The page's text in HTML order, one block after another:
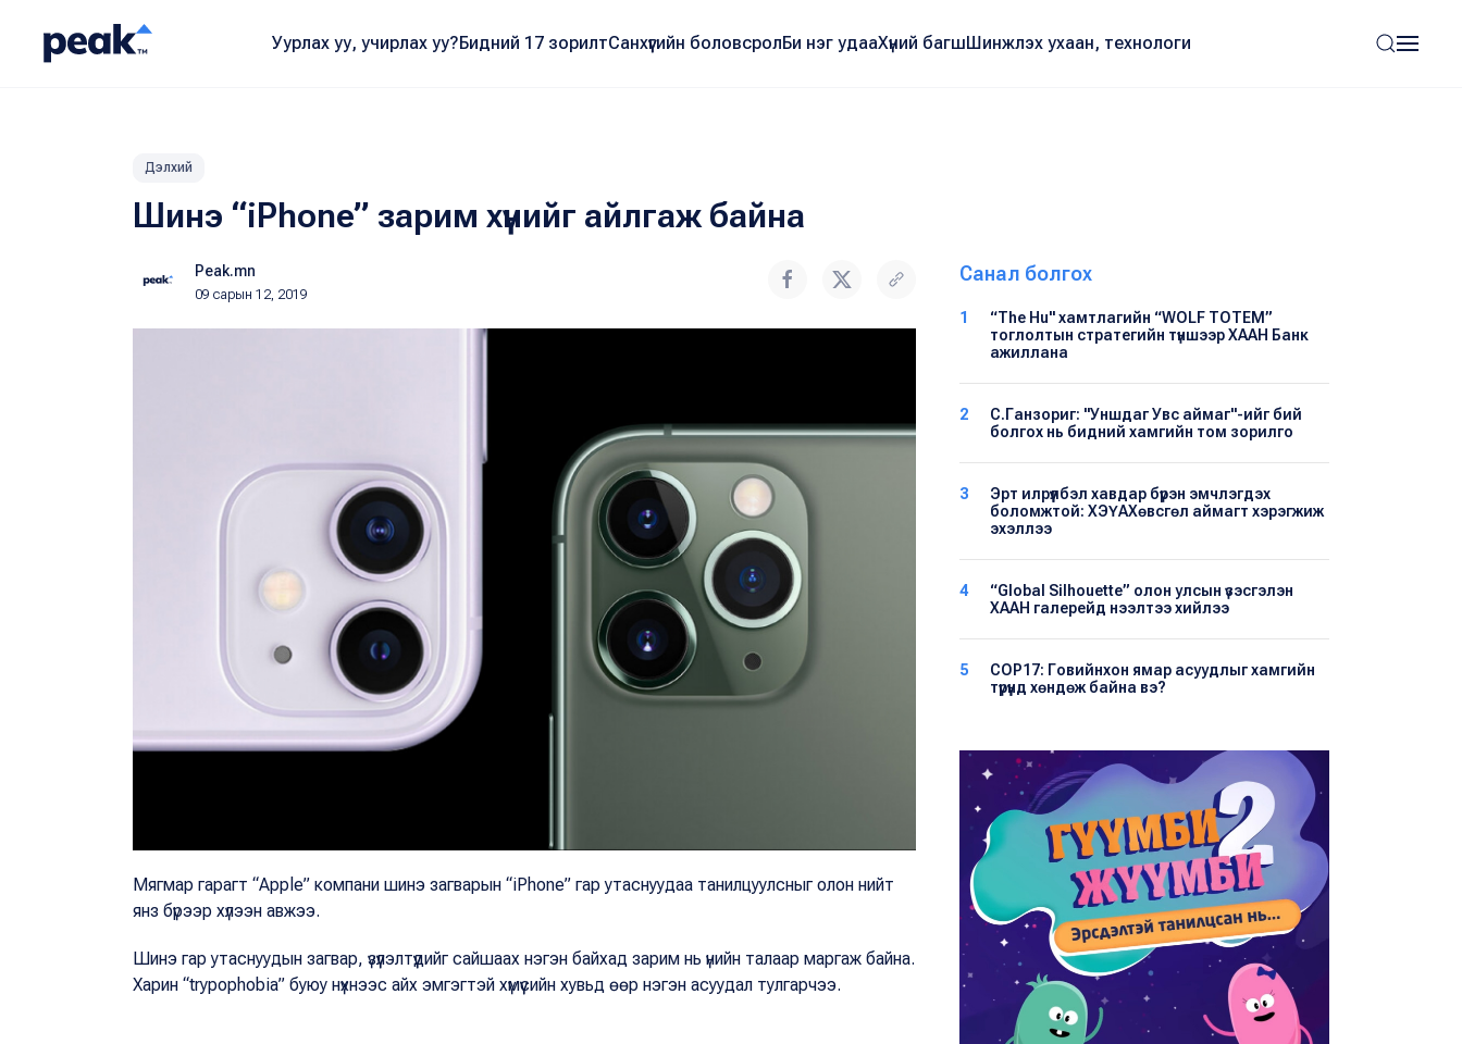
Уурлах уу, учирлах уу?Бидний 17 зорилтСанхүүгийн боловсролБи нэг удааХүний багшШинжлэх ухаан, технологи
Дэлхий
Шинэ “iPhone” зарим хүнийг айлгаж байна
Peak.mn
09 сарын 12, 2019
Мягмар гарагт “Apple” компани шинэ загварын “iPhone” гар утаснуудаа танилцуулсныг олон нийт
янз бүрээр хүлээн авжээ.
Шинэ гар утаснуудын загвар, үзүүлэлтүүдийг сайшаах нэгэн байхад зарим нь үнийн талаар маргаж байна.
Харин “trypophobia” буюу нүхнээс айх эмгэгтэй хүмүүсийн хувьд өөр нэгэн асуудал тулгарчээ.
Санал болгох
1
“The Hu" хамтлагийн “WOLF TOTEM”
тоглолтын стратегийн түншээр ХААН Банк
ажиллана
2
С.Ганзориг: "Уншдаг Увс аймаг"-ийг бий
болгох нь бидний хамгийн том зорилго
3
Эрт илрүүлбэл хавдар бүрэн эмчлэгдэх
боломжтой: ХЭҮА​Хөвсгөл аймагт хэрэгжиж
эхэллээ
4
“Global Silhouette” олон улсын үзэсгэлэн
ХААН галерейд нээлтээ хийлээ
5
COP17: Говийнхон ямар асуудлыг хамгийн
түрүүнд хөндөж байна вэ?